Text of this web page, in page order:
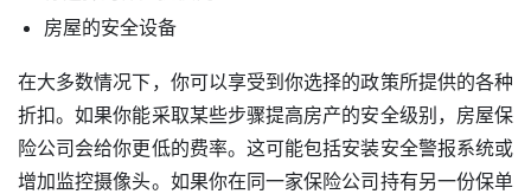
房屋的安全设备
在大多数情况下，你可以享受到你选择的政策所提供的各种
折扣。如果你能采取某些步骤提高房产的安全级别，房屋保
险公司会给你更低的费率。这可能包括安装安全警报系统或
增加监控摄像头。如果你在同一家保险公司持有另一份保单